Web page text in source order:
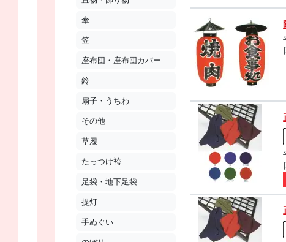
傘
笠
座布団・座布団カバー
鈴
扇子・うちわ
その他
草履
たっつけ袴
足袋・地下足袋
提灯
手ぬぐい